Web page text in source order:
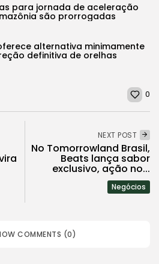
para jornada de aceleração
são prorrogadas
alternativa minimamente
definitiva de orelhas
0
NEXT POST
No Tomorrowland Brasil,
Beats lança sabor
exclusivo, ação no...
Negócios
COMMENTS (0)